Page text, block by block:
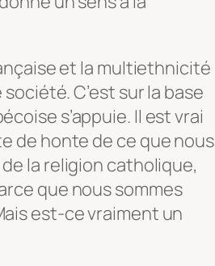
et la multiethnicité
C’est sur la base
s’appuie. Il est vrai
de honte de ce que nous
la religion catholique,
que nous sommes
est-ce vraiment un